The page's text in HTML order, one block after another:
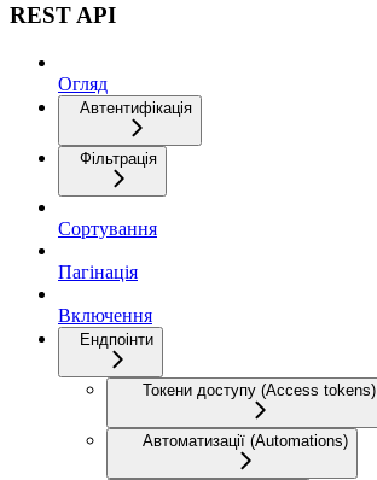
REST API
Огляд
Автентифікація
Фільтрація
Сортування
Пагінація
Включення
Ендпоінти
Токени доступу (Access tokens)
Автоматизації (Automations)